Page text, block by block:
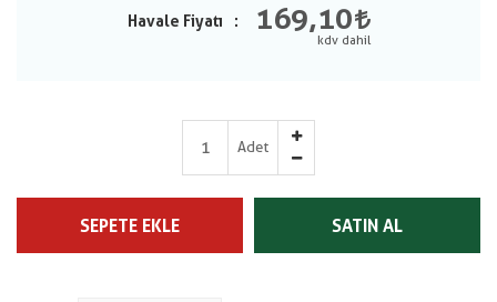
Havale Fiyatı 169,10
Adet
SEPETE EKLE SATIN AL